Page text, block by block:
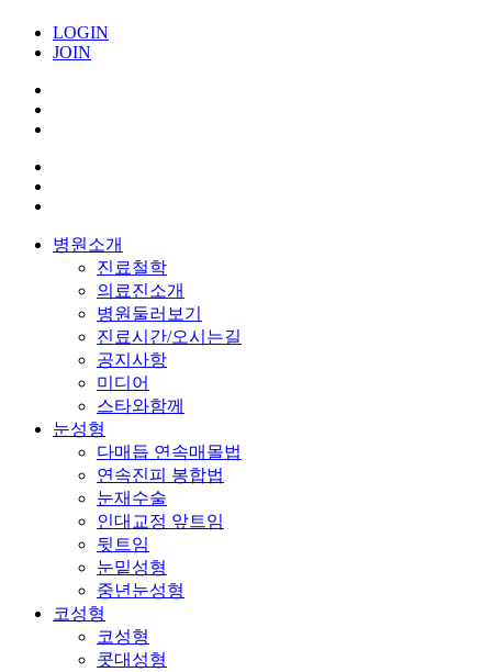
LOGIN
JOIN
병원소개
진료철학
의료진소개
병원둘러보기
진료시간/오시는길
공지사항
미디어
스타와함께
눈성형
다매듭 연속매몰법
연속진피 봉합법
눈재수술
인대교정 앞트임
뒷트임
눈밑성형
중년눈성형
코성형
코성형
콧대성형